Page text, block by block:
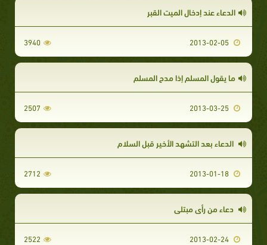
الدعاء عند إدخال الميت القبر
3940
ما يقول المسلم إذا مدح المسلم
2507
الدعاء بعد التشهد الأخير قبل السلام
2712
دعاء من رأى مبتلى
2522